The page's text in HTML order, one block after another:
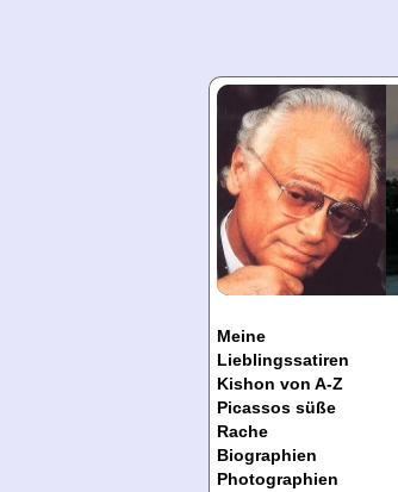
Meine
Lieblingssatiren
Kishon von A-Z
Picassos süße
Rache
Biographien
Photographien